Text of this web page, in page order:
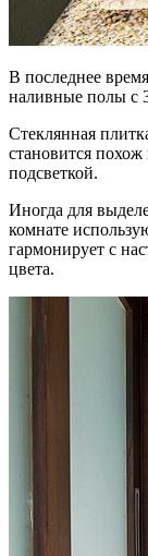
В последнее
наливные полы с
Стеклянная
становится
подсветкой.
Иногда для
комнате
гармонирует с
цвета.